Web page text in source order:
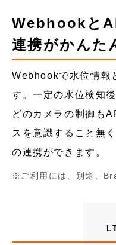
Webhookと
連携がかんた
Webhookで水位情報
す。一定の水位検知
どのカメラの制御も
スを意識すること無
の連携ができます。
ご利用には、別途、